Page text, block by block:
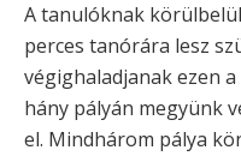
A tanulóknak
perces tanórára lesz
végighaladjanak ezen
hány pályán megyünk
el. Mindhárom pálya